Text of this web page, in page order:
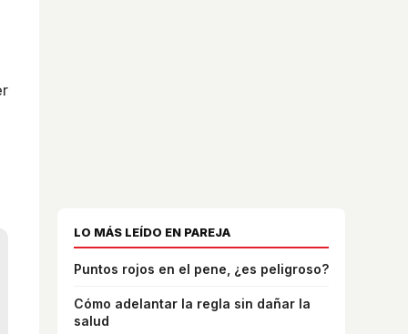
LO MÁS LEÍDO EN PAREJA
Puntos rojos en el pene, ¿es peligroso?
Cómo adelantar la regla sin dañar la
salud